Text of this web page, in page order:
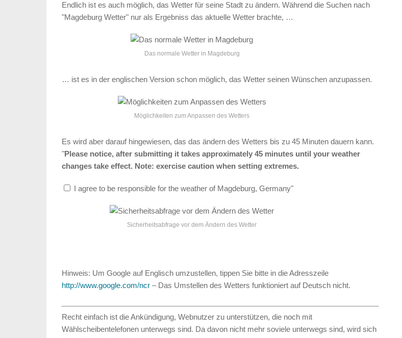
Endlich ist es auch möglich, das Wetter für seine Stadt zu ändern. Während die Suchen nach
"Magdeburg Wetter" nur als Ergebniss das aktuelle Wetter brachte, …
Das normale Wetter in Magdeburg
… ist es in der englischen Version schon möglich, das Wetter seinen Wünschen anzupassen.
Möglichkeiten zum Anpassen des Wetters
Es wird aber darauf hingewiesen, das das ändern des Wetters bis zu 45 Minuten dauern kann.
"Please notice, after submitting it takes approximately 45 minutes until your weather
changes take effect. Note: exercise caution when setting extremes.
I agree to be responsible for the weather of Magdeburg, Germany"
Sicherheitsabfrage vor dem Ändern des Wetter
Hinweis: Um Google auf Englisch umzustellen, tippen Sie bitte in die Adresszeile
http://www.google.com/ncr – Das Umstellen des Wetters funktioniert auf Deutsch nicht.
Recht einfach ist die Ankündigung, Webnutzer zu unterstützen, die noch mit
Wählscheibentelefonen unterwegs sind. Da davon nicht mehr soviele unterwegs sind, wird sich